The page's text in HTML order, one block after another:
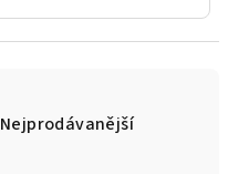
Nejprodávanější